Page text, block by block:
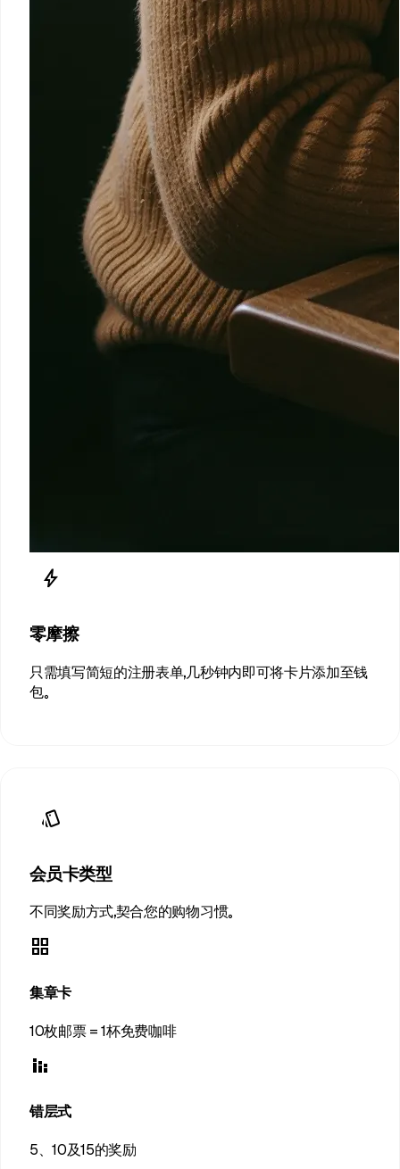
bolt
零摩擦
只需填写简短的注册表单，几秒钟内即可将卡片添加至钱
包。
style
会员卡类型
不同奖励方式，契合您的购物习惯。
grid_view
集章卡
10枚邮票 = 1杯免费咖啡
stacked_bar_chart
错层式
5、10及15的奖励